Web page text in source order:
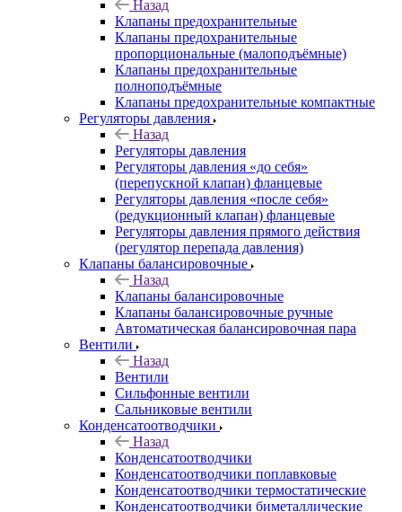
Назад
Клапаны предохранительные
Клапаны предохранительные
пропорциональные (малоподъёмные)
Клапаны предохранительные
полноподъёмные
Клапаны предохранительные компактные
Регуляторы давления
Назад
Регуляторы давления
Регуляторы давления «до себя»
(перепускной клапан) фланцевые
Регуляторы давления «после себя»
(редукционный клапан) фланцевые
Регуляторы давления прямого действия
(регулятор перепада давления)
Клапаны балансировочные
Назад
Клапаны балансировочные
Клапаны балансировочные ручные
Автоматическая балансировочная пара
Вентили
Назад
Вентили
Сильфонные вентили
Сальниковые вентили
Конденсатоотводчики
Назад
Конденсатоотводчики
Конденсатоотводчики поплавковые
Конденсатоотводчики термостатические
Конденсатоотводчики биметаллические